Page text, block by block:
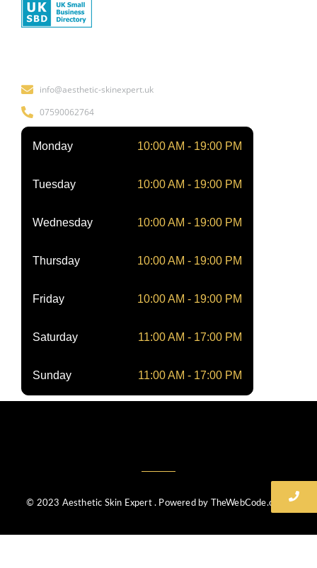
info@aesthetic-skinexpert.uk
07590062764
Monday 10:00 AM - 19:00 PM
Tuesday 10:00 AM - 19:00 PM
Wednesday 10:00 AM - 19:00 PM
Thursday 10:00 AM - 19:00 PM
Friday 10:00 AM - 19:00 PM
Saturday 11:00 AM - 17:00 PM
Sunday 11:00 AM - 17:00 PM
© 2023 Aesthetic Skin Expert . Powered by TheWebCode.co.uk